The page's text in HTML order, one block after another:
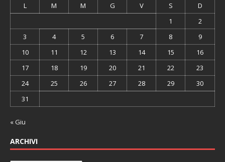
L M M G V S
D
1
2
3
4 5 6 7 8
9
10
11 12 13 14 15
16
17
18 19 20 21 22
23
24
25 26 27 28 29
30
31
« Giu
ARCHIVI